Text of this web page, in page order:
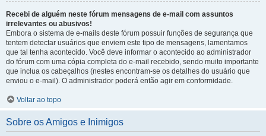
Recebi de alguém neste fórum mensagens de e-mail com assuntos
irrelevantes ou abusivos!
Embora o sistema de e-mails deste fórum possuir funções de segurança que
tentem detectar usuários que enviem este tipo de mensagens, lamentamos
que tal tenha acontecido. Você deve informar o acontecido ao administrador
do fórum com uma cópia completa do e-mail recebido, sendo muito importante
que inclua os cabeçalhos (nestes encontram-se os detalhes do usuário que
enviou o e-mail). O administrador poderá então agir em conformidade.
Voltar ao topo
Sobre os Amigos e Inimigos